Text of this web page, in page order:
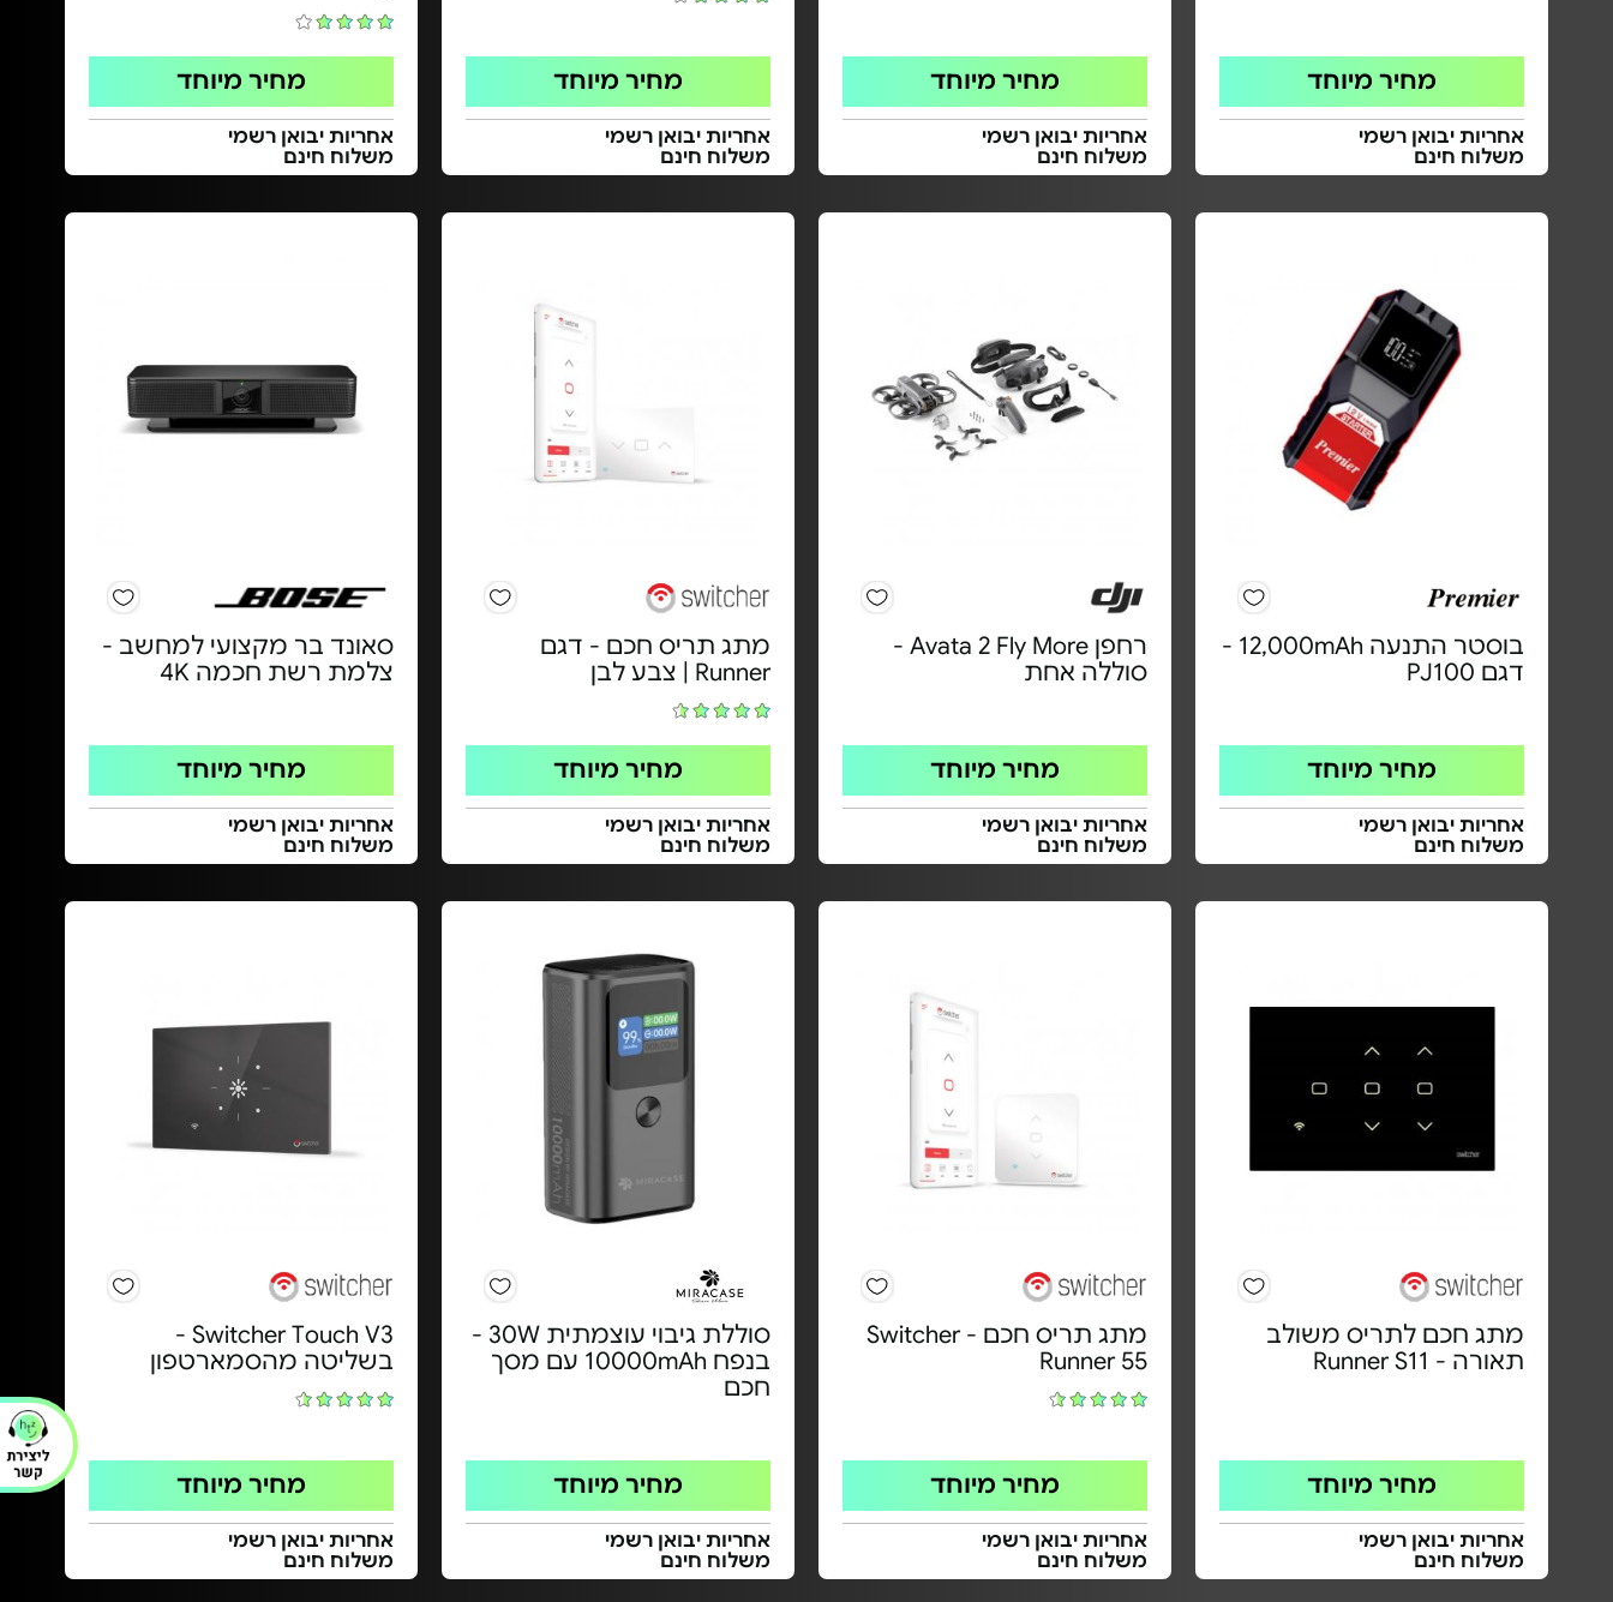
מחיר מיוחד
אחריות יבואן רשמי
משלוח חינם
מחיר מיוחד
אחריות יבואן רשמי
משלוח חינם
מחיר מיוחד
אחריות יבואן רשמי
משלוח חינם
מחיר מיוחד
אחריות יבואן רשמי
משלוח חינם
בוסטר התנעה 12,000mAh -
דגם PJ100
מחיר מיוחד
אחריות יבואן רשמי
משלוח חינם
רחפן Avata 2 Fly More -
סוללה אחת
מחיר מיוחד
אחריות יבואן רשמי
משלוח חינם
מתג תריס חכם - דגם
Runner | צבע לבן
מחיר מיוחד
אחריות יבואן רשמי
משלוח חינם
סאונד בר מקצועי למחשב -
צלמת רשת חכמה 4K
מחיר מיוחד
אחריות יבואן רשמי
משלוח חינם
מתג חכם לתריס משולב
תאורה - Runner S11
מחיר מיוחד
אחריות יבואן רשמי
משלוח חינם
מתג תריס חכם - Switcher
Runner 55
מחיר מיוחד
אחריות יבואן רשמי
משלוח חינם
סוללת גיבוי עוצמתית 30W -
בנפח 10000mAh עם מסך
חכם
מחיר מיוחד
אחריות יבואן רשמי
משלוח חינם
Switcher Touch V3 -
בשליטה מהסמארטפון
מחיר מיוחד
אחריות יבואן רשמי
משלוח חינם